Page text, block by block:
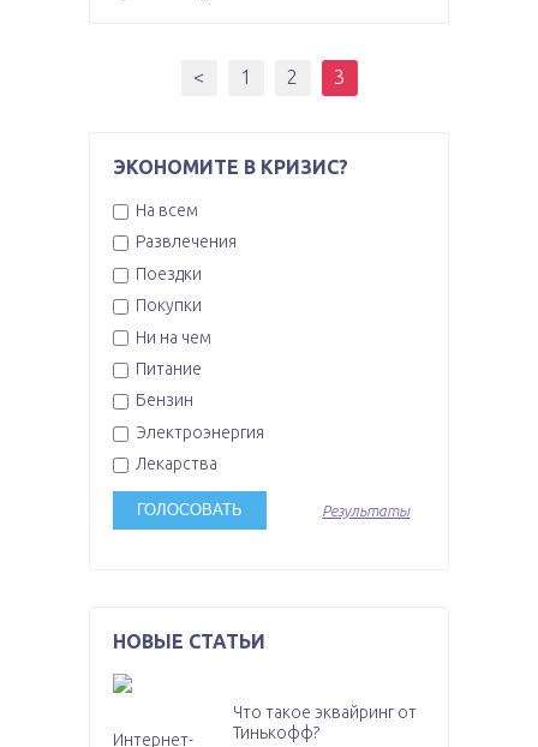
< 1 2 3
ЭКОНОМИТЕ В КРИЗИС?
На всем
Развлечения
Поездки
Покупки
Ни на чем
Питание
Бензин
Электроэнергия
Лекарства
Результаты
НОВЫЕ СТАТЬИ
Что такое эквайринг от
Тинькофф?